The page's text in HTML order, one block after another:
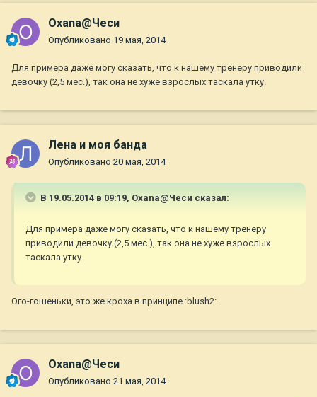
Oxana@Чеси
Опубликовано 19 мая, 2014
Для примера даже могу сказать, что к нашему тренеру приводили
девочку (2,5 мес.), так она не хуже взрослых таскала утку.
Лена и моя банда
Опубликовано 20 мая, 2014
В 19.05.2014 в 09:19, Oxana@Чеси сказал:
Для примера даже могу сказать, что к нашему тренеру
приводили девочку (2,5 мес.), так она не хуже взрослых
таскала утку.
Ого-гошеньки, это же кроха в принципе :blush2:
Oxana@Чеси
Опубликовано 21 мая, 2014